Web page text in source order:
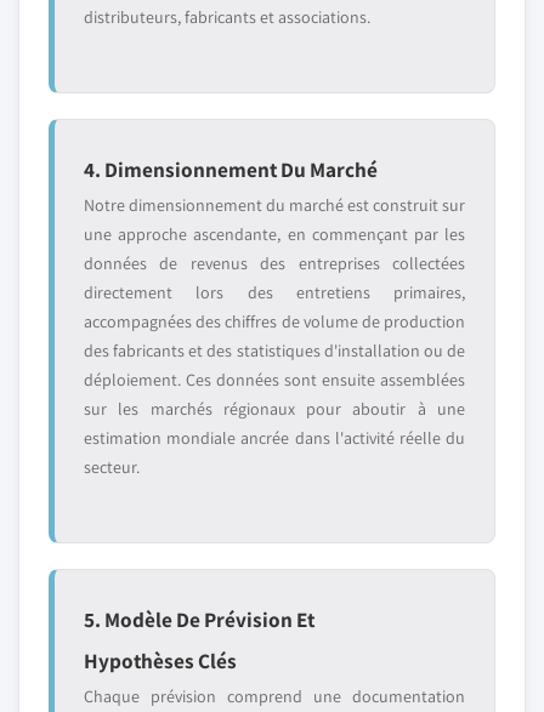
distributeurs, fabricants et associations.
4. Dimensionnement Du Marché
Notre dimensionnement du marché est construit sur
une approche ascendante, en commençant par les
données de revenus des entreprises collectées
directement lors des entretiens primaires,
accompagnées des chiffres de volume de production
des fabricants et des statistiques d'installation ou de
déploiement. Ces données sont ensuite assemblées
sur les marchés régionaux pour aboutir à une
estimation mondiale ancrée dans l'activité réelle du
secteur.
5. Modèle De Prévision Et
Hypothèses Clés
Chaque prévision comprend une documentation